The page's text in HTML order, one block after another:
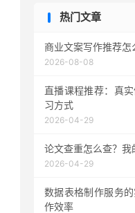
热门文章
商业文案写作推荐
2026-08-08
直播课程推荐：真
习方式
2026-04-29
论文查重怎么查？
2026-04-29
数据表格制作服务
作效率